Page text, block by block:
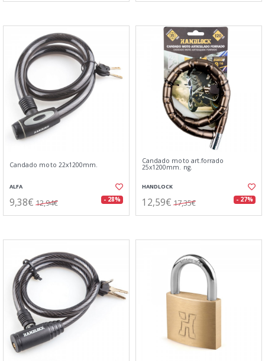
Candado moto 22x1200mm.
ALFA
9,38€ 12,94€ - 28%
Candado moto art.forrado
25x1200mm. ng.
HANDLOCK
12,59€ 17,35€ - 27%